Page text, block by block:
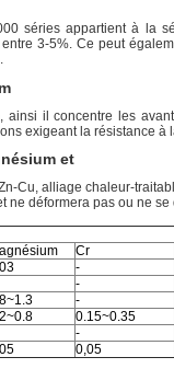
séries appartient à la
3-5%. Ce peut
il concentre les
exigeant la résistance à
et
Cu, alliage chaleur-
déformera pas ou ne
Cr
-
-
-
0.15~0.35
-
0,05